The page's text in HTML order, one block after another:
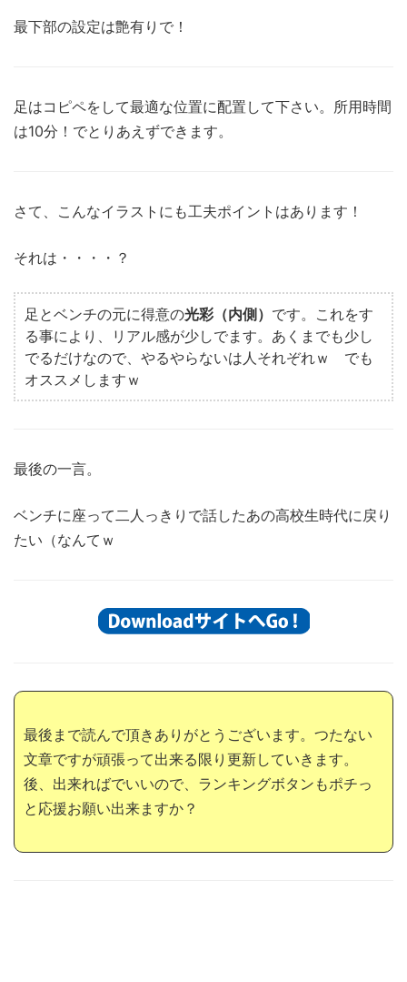
最下部の設定は艶有りで！
足はコピペをして最適な位置に配置して下さい。所用時間
は10分！でとりあえずできます。
さて、こんなイラストにも工夫ポイントはあります！
それは・・・・？
足とベンチの元に得意の光彩（内側） です。これをす
る事により、リアル感が少しでます。あくまでも少し
でるだけなので、やるやらないは人それぞれｗ でも
オススメしますｗ
最後の一言。
ベンチに座って二人っきりで話したあの高校生時代に戻り
たい（なんてｗ
最後まで読んで頂きありがとうございます。つたない
文章ですが頑張って出来る限り更新していきます。
後、出来ればでいいので、ランキングボタンもポチっ
と応援お願い出来ますか？